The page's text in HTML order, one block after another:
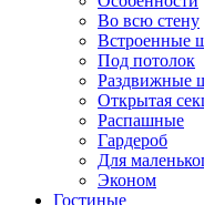
Во всю стену
Встроенные
Под потолок
Раздвижные
Открытая
Распашные
Гардероб
Для
Эконом
Гостиные